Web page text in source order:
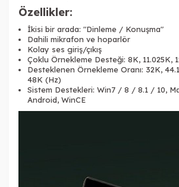
Özellikler:
İkisi bir arada: "Dinleme / Konuşma"
Dahili mikrafon ve hoparlör
Kolay ses giriş/çıkış
Çoklu Örnekleme Desteği: 8K, 11.025K,
Desteklenen Örnekleme Oranı: 32K,
48K (Hz)
Sistem Destekleri: Win7 / 8 / 8.1 / 10,
Android, WinCE